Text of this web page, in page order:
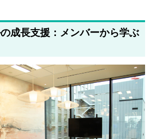
成長支援：メンバーから学ぶ